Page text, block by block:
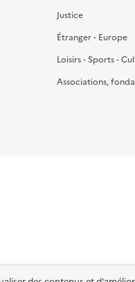
Justice
Étranger - Europe
Loisirs - Sports -
Associations,